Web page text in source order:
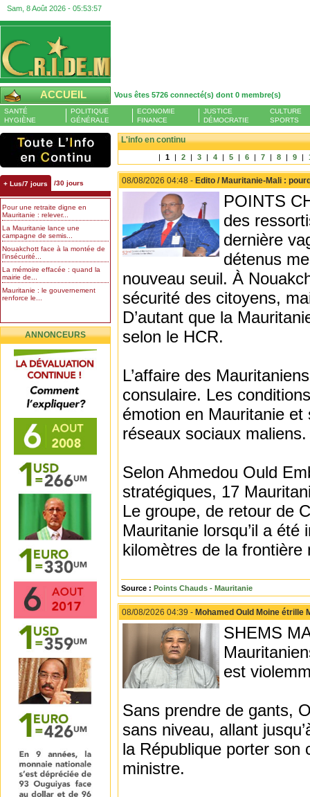
Sam, 8 Août 2026 - 05:53:58
ACCUEIL Vous êtes 5726 connecté(s) dont 0 membre(s)
SANTÉ
HYGIÈNE
POLITIQUE
GÉNÉRALE
ECONOMIE
FINANCE
JUSTICE
DÉMOCRATIE
CULTURE
SPORTS
+ Lus/7 jours /30 jours
Pour une retraite digne en
Mauritanie : relever...
La Mauritanie lance une
campagne de semis...
Nouakchott face à la montée de
l’insécurité...
La mémoire effacée : quand la
mairie de...
Mauritanie : le gouvernement
renforce le...
ANNONCEURS
L'info en continu
| 1 | 2 | 3 | 4 | 5 | 6 | 7 | 8 | 9 |
08/08/2026 04:48 - Edito / Mauritanie-Mali :
POINTS
des
dernière
détenus
nouveau seuil. À
sécurité des citoyens,
D’autant que la
selon le HCR.
L’affaire des
consulaire. Les
émotion en Mauritanie
réseaux sociaux maliens.
Selon Ahmedou Ould
stratégiques, 17
Le groupe, de retour de
Mauritanie lorsqu’il a
kilomètres de la frontière
Source : Points Chauds - Mauritanie
08/08/2026 04:39 - Mohamed Ould Moine étrille
SHEMS
est
Sans prendre de gants,
sans niveau, allant
la République porter son
ministre.